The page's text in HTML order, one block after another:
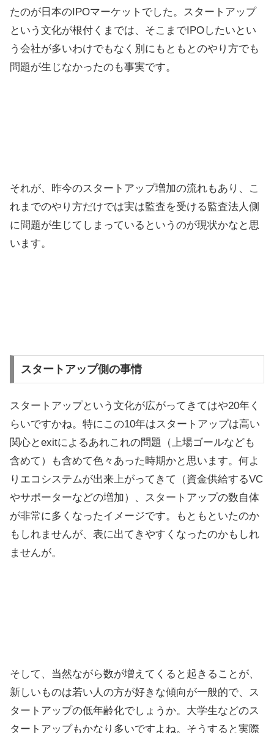
たのが日本のIPOマーケットでした。スタートアップ
という文化が根付くまでは、そこまでIPOしたいとい
う会社が多いわけでもなく別にもともとのやり方でも
問題が生じなかったのも事実です。
それが、昨今のスタートアップ増加の流れもあり、こ
れまでのやり方だけでは実は監査を受ける監査法人側
に問題が生じてしまっているというのが現状かなと思
います。
スタートアップ側の事情
スタートアップという文化が広がってきてはや20年く
らいですかね。特にこの10年はスタートアップは高い
関心とexitによるあれこれの問題（上場ゴールなども
含めて）も含めて色々あった時期かと思います。何よ
りエコシステムが出来上がってきて（資金供給するVC
やサポーターなどの増加）、スタートアップの数自体
が非常に多くなったイメージです。もともといたのか
もしれませんが、表に出てきやすくなったのかもしれ
ませんが。
そして、当然ながら数が増えてくると起きることが、
新しいものは若い人の方が好きな傾向が一般的で、ス
タートアップの低年齢化でしょうか。大学生などのス
タートアップもかなり多いですよね。そうすると実際